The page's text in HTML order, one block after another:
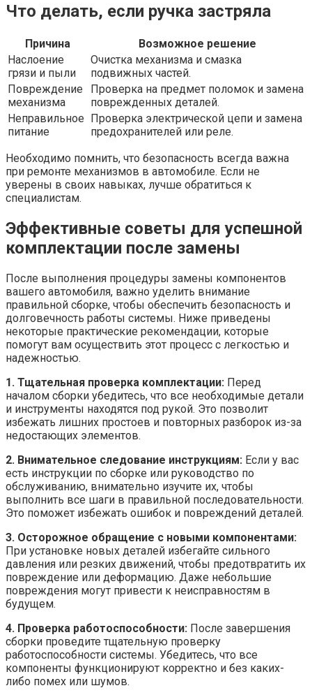
Что делать, если ручка застряла
Причина
Возможное решение
Наслоение
грязи и пыли
Очистка механизма и смазка
подвижных частей.
Повреждение
механизма
Проверка на предмет поломок и замена
поврежденных деталей.
Неправильное
питание
Проверка электрической цепи и замена
предохранителей или реле.
Необходимо помнить, что безопасность всегда важна
при ремонте механизмов в автомобиле. Если не
уверены в своих навыках, лучше обратиться к
специалистам.
Эффективные советы для успешной
комплектации после замены
После выполнения процедуры замены компонентов
вашего автомобиля, важно уделить внимание
правильной сборке, чтобы обеспечить безопасность и
долговечность работы системы. Ниже приведены
некоторые практические рекомендации, которые
помогут вам осуществить этот процесс с легкостью и
надежностью.
1. Тщательная проверка комплектации: Перед
началом сборки убедитесь, что все необходимые детали
и инструменты находятся под рукой. Это позволит
избежать лишних простоев и повторных разборок из-за
недостающих элементов.
2. Внимательное следование инструкциям: Если у вас
есть инструкции по сборке или руководство по
обслуживанию, внимательно изучите их, чтобы
выполнить все шаги в правильной последовательности.
Это поможет избежать ошибок и повреждений деталей.
3. Осторожное обращение с новыми компонентами:
При установке новых деталей избегайте сильного
давления или резких движений, чтобы предотвратить их
повреждение или деформацию. Даже небольшие
повреждения могут привести к неисправностям в
будущем.
4. Проверка работоспособности: После завершения
сборки проведите тщательную проверку
работоспособности системы. Убедитесь, что все
компоненты функционируют корректно и без каких-
либо помех или шумов.